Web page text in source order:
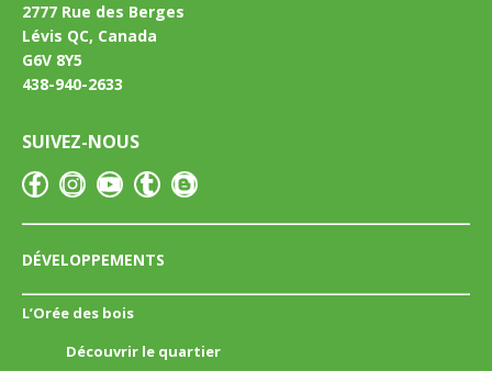
2777 Rue des Berges
Lévis QC, Canada
G6V 8Y5
438-940-2633
SUIVEZ-NOUS
DÉVELOPPEMENTS
L’Orée des bois
Découvrir le quartier